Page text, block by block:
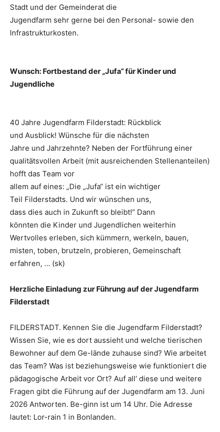
Stadt und der Gemeinderat die
Jugendfarm sehr gerne bei den Personal- sowie den
Infrastrukturkosten.
Wunsch: Fortbestand der „Jufa“ für Kinder und
Jugendliche
40 Jahre Jugendfarm Filderstadt: Rückblick
und Ausblick! Wünsche für die nächsten
Jahre und Jahrzehnte? Neben der Fortführung einer
qualitätsvollen Arbeit (mit ausreichenden Stellenanteilen)
hofft das Team vor
allem auf eines: „Die „Jufa“ ist ein wichtiger
Teil Filderstadts. Und wir wünschen uns,
dass dies auch in Zukunft so bleibt!“ Dann
könnten die Kinder und Jugendlichen weiterhin
Wertvolles erleben, sich kümmern, werkeln, bauen,
misten, toben, brutzeln, probieren, Gemeinschaft
erfahren, … (sk)
Herzliche Einladung zur Führung auf der Jugendfarm
Filderstadt
FILDERSTADT. Kennen Sie die Jugendfarm Filderstadt?
Wissen Sie, wie es dort aussieht und welche tierischen
Bewohner auf dem Ge-lände zuhause sind? Wie arbeitet
das Team? Was ist beziehungsweise wie funktioniert die
pädagogische Arbeit vor Ort? Auf all‘ diese und weitere
Fragen gibt die Führung auf der Jugendfarm am 13. Juni
2026 Antworten. Be-ginn ist um 14 Uhr. Die Adresse
lautet: Lor-rain 1 in Bonlanden.